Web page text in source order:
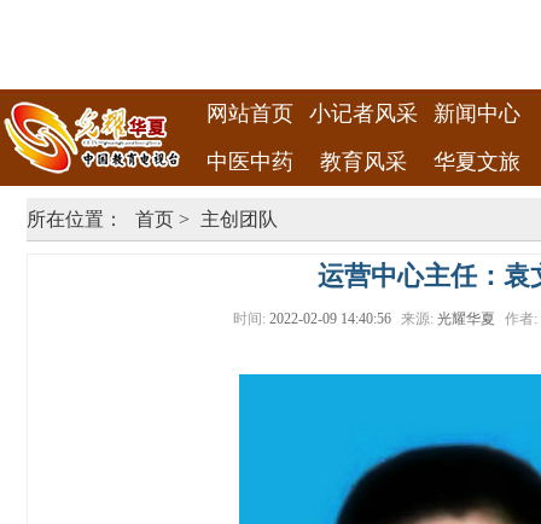
网站首页 小记者风采
新闻中心
中医中药
教育风采 华夏文旅
所在位置： 首页 > 主创团队
运营中心主任：袁
时间: 2022-02-09 14:40:56 来源: 光耀华夏 作者: